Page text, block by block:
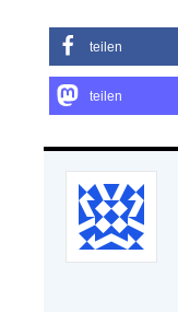
teilen
teilen